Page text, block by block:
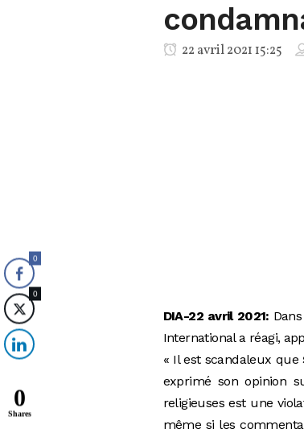
22 avril 2021 15:25
DIA-22 avril 2021:
International a réagi,
« Il est scandaleux que
exprimé son opinion
religieuses est une
même si les
0
0
0
Shares